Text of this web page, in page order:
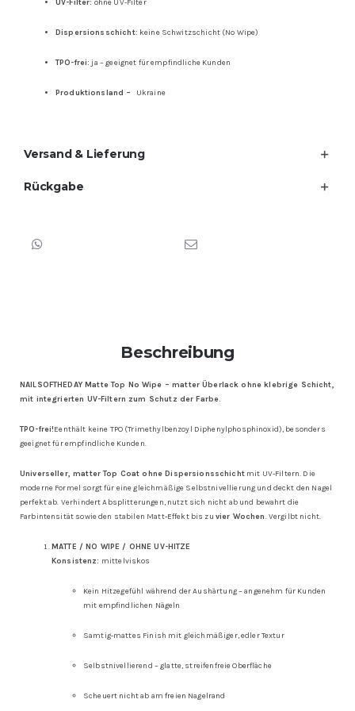
UV-Filter: ohne UV-Filter
Dispersionsschicht: keine Schwitzschicht (No Wipe)
TPO-frei: ja – geeignet für empfindliche Kunden
Produktionsland – Ukraine
Versand & Lieferung
Rückgabe
Beschreibung
NAILSOFTHEDAY Matte Top No Wipe – matter Überlack ohne klebrige Schicht,
mit integrierten UV-Filtern zum Schutz der Farbe.
TPO-frei!Eenthält keine TPO (Trimethylbenzoyl Diphenylphosphinoxid), besonders
geeignet für empfindliche Kunden.
Universeller, matter Top Coat ohne Dispersionsschichtmit UV-Filtern. Die
moderne Formel sorgt für eine gleichmäßige Selbstnivellierung und deckt den Nagel
perfekt ab. Verhindert Absplitterungen, nutzt sich nicht ab und bewahrt die
Farbintensität sowie den stabilen Matt-Effekt bis zu vier Wochen. Vergilbt nicht.
MATTE / NO WIPE / OHNE UV-HITZE
Konsistenz: mittelviskos
Kein Hitzegefühl während der Aushärtung – angenehm für Kunden
mit empfindlichen Nägeln
Samtig-mattes Finish mit gleichmäßiger, edler Textur
Selbstnivellierend – glatte, streifenfreie Oberfläche
Scheuert nicht ab am freien Nagelrand